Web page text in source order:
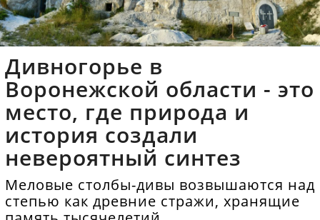
Дивногорье в
Воронежской области - это
место, где природа и
история создали
невероятный синтез
Меловые столбы-дивы возвышаются над
степью как древние стражи, хранящие